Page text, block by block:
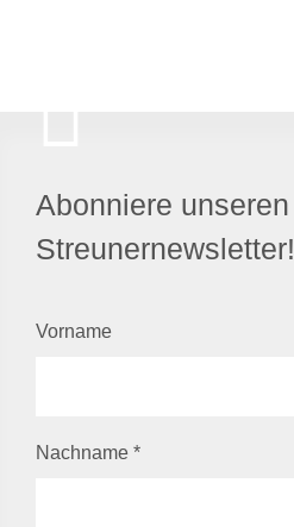
Abonniere unseren
Streunernewsletter!
Vorname
Nachname *